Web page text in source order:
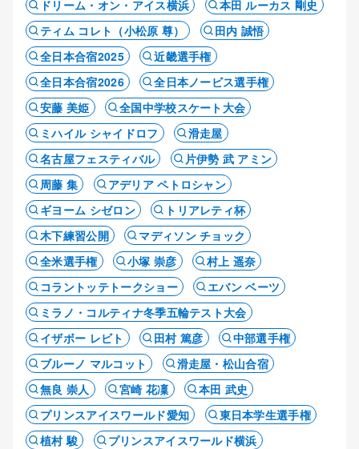
ドリーム・オン・アイス横浜
本田 ルーカス 剛史
ティム コレト（小松原 尊）
田内 誠悟
全日本合宿2025
近畿選手権
全日本合宿2026
全日本ノービス選手権
安藤 美姫
全国中学校スケート大会
ミハイル シャイドロフ
滑走屋
名古屋フェスティバル
片伊勢 武 アミン
周藤 集
アデリア ペトロシャン
ギヨーム シゼロン
トリアレティ杯
木下練習公開
マディソン チョック
全米選手権
小塚 崇彦
村上 遥奈
コラントッテトークショー
エバン ベーツ
ミラノ・コルティナ冬季五輪テスト大会
イザボー レビト
田村 篤彦
中部選手権
ブルーノ マルコット
滑走屋・松山合宿
無良 崇人
宮崎 花凜
本田 武史
プリンスアイスワールド愛知
東日本学生選手権
植村 駿
プリンスアイスワールド横浜